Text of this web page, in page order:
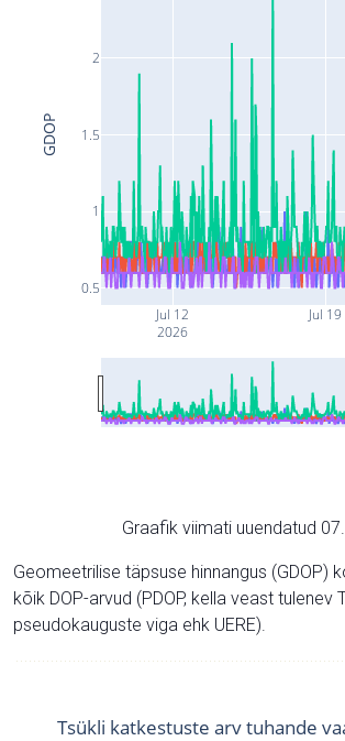
Jul 12
2026
Jul 19
0.5
1
1.5
2
GDOP
Graafik viimati uuendatud
Geomeetrilise täpsuse hinnangus (GDOP)
kõik DOP-arvud (PDOP, kella veast tulenev
pseudokauguste viga ehk UERE).
Tsükli katkestuste arv tuhande